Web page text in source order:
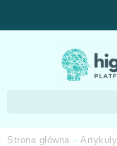
Strona główna » Artykuły